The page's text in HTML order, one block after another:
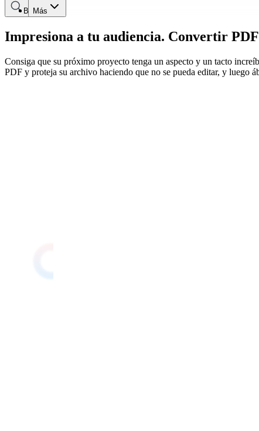
Más
Buscar
Impresiona a tu audiencia. Convertir
Consiga que su próximo proyecto tenga un aspecto y un tacto
PDF y proteja su archivo haciendo que no se pueda editar, y luego